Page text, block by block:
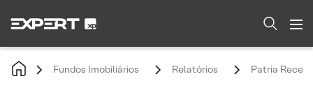
Fundos Imobiliários Relatórios Patria